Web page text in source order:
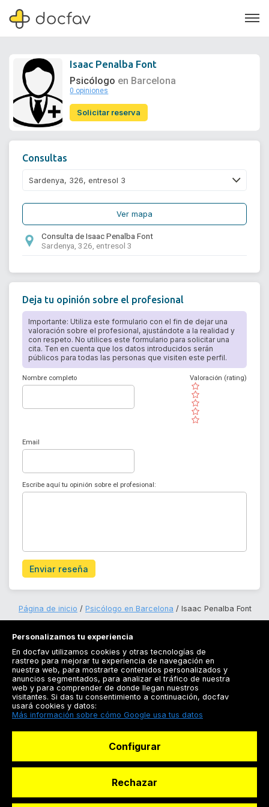
Soporte
Isaac Penalba Font
Psicólogo en Barcelona
0 opiniones
Solicitar reserva
Consultas
Ver mapa
Consulta de Isaac Penalba Font
Sardenya, 326, entresol 3
Deja tu opinión sobre el profesional
Importante: Utiliza este formulario con el fin de dejar una
valoración sobre el profesional, ajustándote a la realidad y
con respeto. No utilices este formulario para solicitar una
cita. Ten en cuenta que los datos introducidos serán
públicos para todas las personas que visiten este perfil.
Nombre completo
( )
( )
( )
( )
( )
Valoración (rating)
Email
Escribe aquí tu opinión sobre el profesional:
Enviar reseña
Página de inicio Psicólogo en Barcelona Isaac Penalba Font
Registrarse
Docfav
Personalizamos tu experiencia
En docfav utilizamos cookies y otras tecnologías de
rastreo para mejorar tu experiencia de navegación en
nuestra web, para mostrarte contenidos personalizados y
anuncios segmentados, para analizar el tráfico de nuestra
web y para comprender de donde llegan nuestros
visitantes. Si das tu consentimiento a continuación, docfav
usará cookies y datos:
Más información sobre cómo Google usa tus datos
Configurar
Rechazar